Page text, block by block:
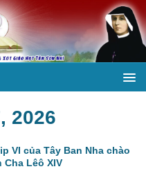
2026
VI của Tây Ban Nha chào
Lêô XIV